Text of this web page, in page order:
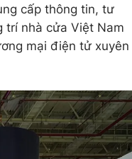
cấp thông tin, tư
trí nhà cửa Việt Nam
mại điện tử xuyên